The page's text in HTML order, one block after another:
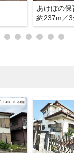
あけぼの保
約237m／